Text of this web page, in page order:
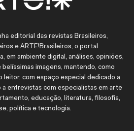
editorial das revistas Brasileiros,
e ARTE!Brasileiros, o portal
em ambiente digital, análises, opiniões,
imagens, mantendo, como
leitor, com espaço especial dedicado a
a entrevistas com especialistas em arte
educação, literatura, filosofia,
política e tecnologia.